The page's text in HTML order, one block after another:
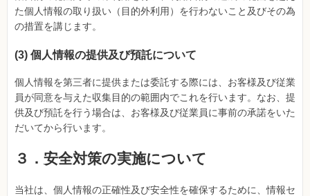
た個人情報の取り扱い（目的外利用）を行わないこと及びその為
の措置を講じます。
(3) 個人情報の提供及び預託について
個人情報を第三者に提供または委託する際には、お客様及び従業
員が同意を与えた収集目的の範囲内でこれを行います。なお、提
供及び預託を行う場合は、お客様及び従業員に事前の承諾をいた
だいてから行います。
３．安全対策の実施について
当社は、個人情報の正確性及び安全性を確保するために、情報セ